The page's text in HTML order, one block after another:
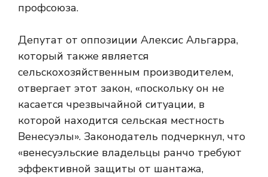
профсоюза.
Депутат от оппозиции Алексис Альгарра,
который также является
сельскохозяйственным производителем,
отвергает этот закон, «поскольку он не
касается чрезвычайной ситуации, в
которой находится сельская местность
Венесуэлы». Законодатель подчеркнул, что
«венесуэльские владельцы ранчо требуют
эффективной защиты от шантажа,